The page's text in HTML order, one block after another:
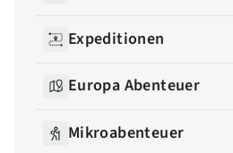
Expeditionen
Europa Abenteuer
Mikroabenteuer